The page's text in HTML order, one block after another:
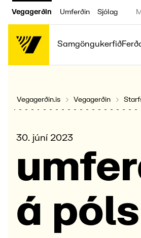
Vegagerðin Umferðin Sjólag
Samgöngukerfið
Vegagerðin.is Vegagerðin
30. júní 2023
á